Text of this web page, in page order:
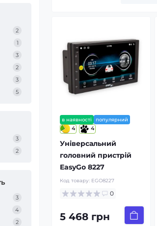
2
1
3
2
3
5
3
2
3
4
2
в наявності популярний
4 4
Універсальний
головний пристрій
EasyGo 8227
Код товару: EGO8227
0
5 468 грн